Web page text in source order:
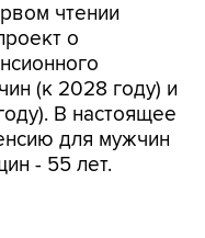
чтении
о
(к 2028 году) и
В настоящее
для мужчин
- 55 лет.